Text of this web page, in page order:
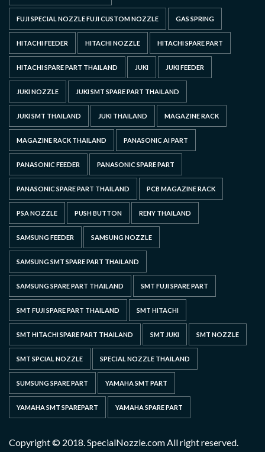
FUJI SPECIAL NOZZLE FUJI CUSTOM NOZZLE GAS SPRING
HITACHI FEEDER HITACHI NOZZLE HITACHI SPARE PART
HITACHI SPARE PART THAILAND JUKI JUKI FEEDER
JUKI NOZZLE JUKI SMT SPARE PART THAILAND
JUKI SMT THAILAND JUKI THAILAND MAGAZINE RACK
MAGAZINE RACK THAILAND PANASONIC AI PART
PANASONIC FEEDER PANASONIC SPARE PART
PANASONIC SPARE PART THAILAND PCB MAGAZINE RACK
PSA NOZZLE PUSH BUTTON RENY THAILAND
SAMSUNG FEEDER SAMSUNG NOZZLE
SAMSUNG SMT SPARE PART THAILAND
SAMSUNG SPARE PART THAILAND SMT FUJI SPARE PART
SMT FUJI SPARE PART THAILAND SMT HITACHI
SMT HITACHI SPARE PART THAILAND SMT JUKI SMT NOZZLE
SMT SPCIAL NOZZLE SPECIAL NOZZLE THAILAND
SUMSUNG SPARE PART YAMAHA SMT PART
YAMAHA SMT SPAREPART YAMAHA SPARE PART
Copyright © 2018. SpecialNozzle.com All right reserved.